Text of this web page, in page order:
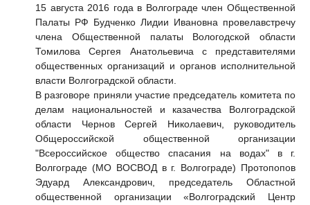
15 августа 2016 года в Волгограде член Общественной
Палаты РФ Будченко Лидии Ивановна провелавстречу
члена Общественной палаты Вологодской области
Томилова Сергея Анатольевичас представителями
общественных организаций и органов исполнительной
власти Волгоградской области.
В разговоре приняли участие председатель комитета по
делам национальностей и казачества Волгоградской
области Чернов Сергей Николаевич, руководитель
Общероссийской общественной организации
"Всероссийское общество спасания на водах" в г.
Волгограде (МО ВОСВОД в г. Волгограде) Протопопов
Эдуард Александрович, председатель Областной
общественной организации «Волгоградский Центр